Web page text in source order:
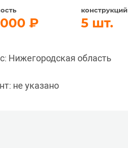
000
конструкций
5
Нижегородская область
не указано